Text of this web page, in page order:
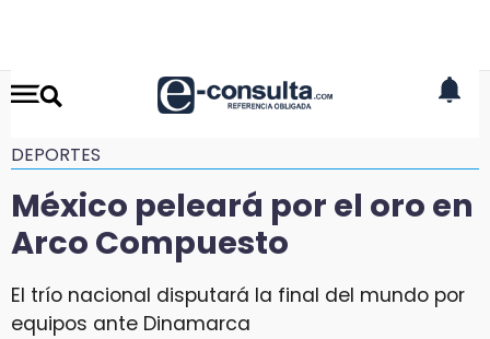
DEPORTES
México peleará por el oro en
Arco Compuesto
El trío nacional disputará la final del mundo por
equipos ante Dinamarca